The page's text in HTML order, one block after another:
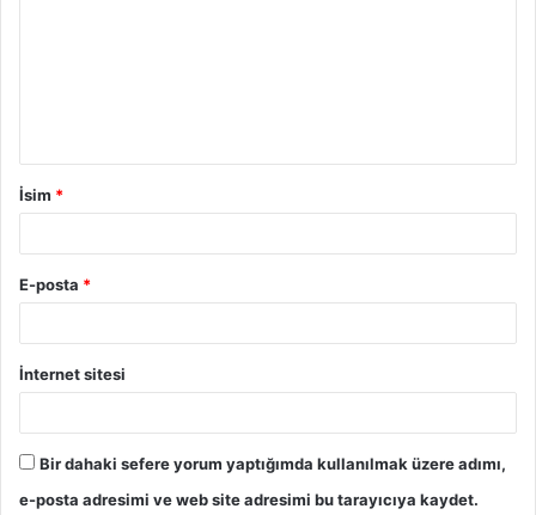
İsim *
E-posta *
İnternet sitesi
Bir dahaki sefere yorum yaptığımda kullanılmak üzere adımı,
e-posta adresimi ve web site adresimi bu tarayıcıya kaydet.